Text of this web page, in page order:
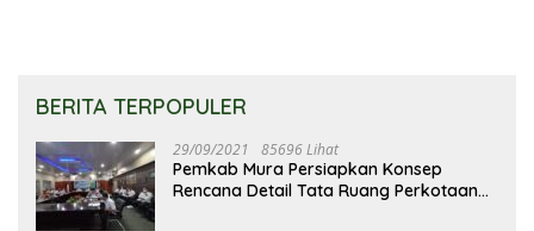
BERITA TERPOPULER
29/09/2021 85696 Lihat
Pemkab Mura Persiapkan Konsep
Rencana Detail Tata Ruang Perkotaan